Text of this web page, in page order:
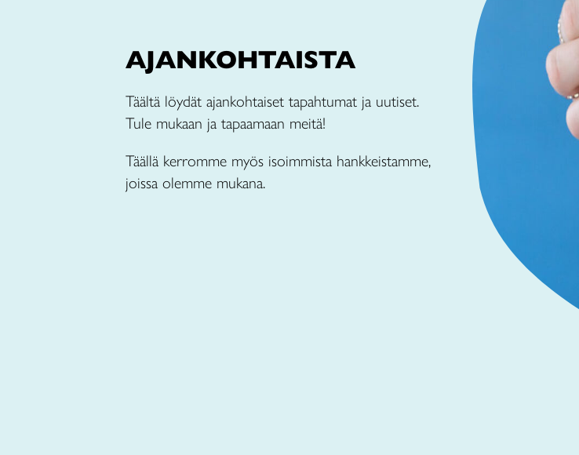
AJANKOHTAISTA
Täältä löydät ajankohtaiset tapahtumat ja uutiset.
Tule mukaan ja tapaamaan meitä!
Täällä kerromme myös isoimmista hankkeistamme,
joissa olemme mukana.